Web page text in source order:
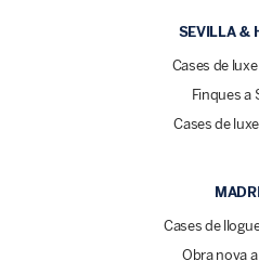
SEVILLA &
Cases de
Finques a
Cases de
Cases de
Obra nova